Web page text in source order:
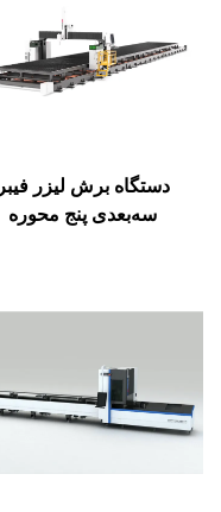
دستگاه برش لیزر فیبر
سه‌بعدی پنج محوره